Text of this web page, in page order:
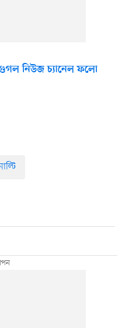
নিউজ চ্যানেল ফলো